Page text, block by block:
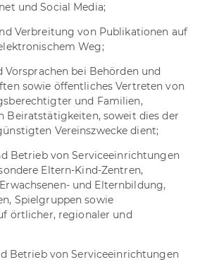
und Social Media;
Verbreitung von Publikationen auf
Weg;
bei Behörden und
sowie öffentliches Vertreten von
und Familien,
Beiratstätigkeiten, soweit dies der
Vereinszwecke dient;
von Serviceeinrichtungen
Eltern-Kind-Zentren,
und Elternbildung,
Spielgruppen sowie
örtlicher, regionaler und
von Serviceeinrichtungen